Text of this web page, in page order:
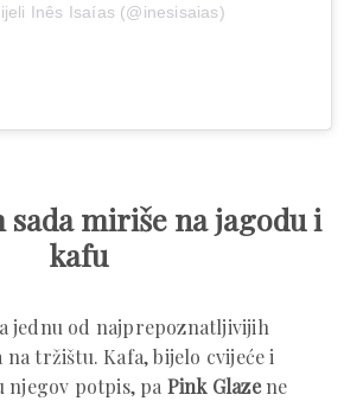
Inês Isaías (@inesisaias)
sada miriše na jagodu i
kafu
jednu od najprepoznatljivijih
tržištu. Kafa, bijelo cvijeće i
njegov potpis, pa Pink Glazene